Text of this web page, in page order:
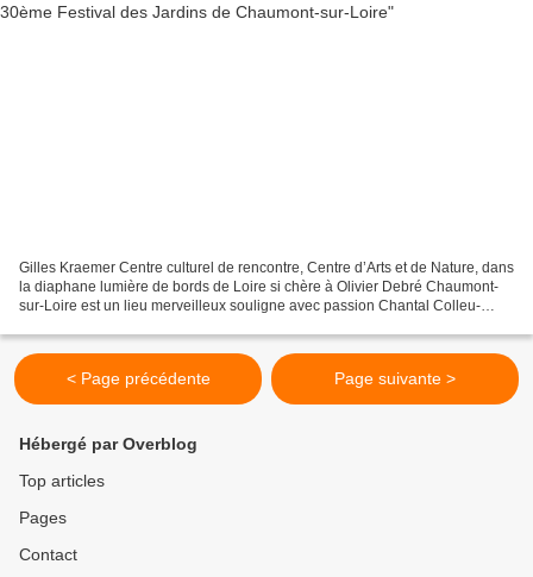
Gilles Kraemer Centre culturel de rencontre, Centre d’Arts et de Nature, dans
la diaphane lumière de bords de Loire si chère à Olivier Debré Chaumont-
sur-Loire est un lieu merveilleux souligne avec passion Chantal Colleu-
< Page précédente Page suivante >
Hébergé par Overblog
Top articles
Pages
Contact